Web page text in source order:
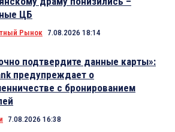
ЦБ
Рынок 7.08.2026 18:14
подтвердите данные карты»:
предупреждает о
с бронированием
7.08.2026 16:38